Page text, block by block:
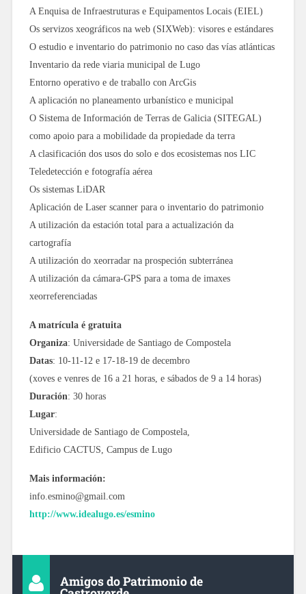
A Enquisa de Infraestruturas e Equipamentos Locais (EIEL)
Os servizos xeográficos na web (SIXWeb): visores e estándares
O estudio e inventario do patrimonio no caso das vías atlánticas
Inventario da rede viaria municipal de Lugo
Entorno operativo e de traballo con ArcGis
A aplicación no planeamento urbanístico e municipal
O Sistema de Información de Terras de Galicia (SITEGAL)
como apoio para a mobilidade da propiedade da terra
A clasificación dos usos do solo e dos ecosistemas nos LIC
Teledetección e fotografía aérea
Os sistemas LiDAR
Aplicación de Laser scanner para o inventario do patrimonio
A utilización da estación total para a actualización da
cartografía
A utilización do xeorradar na prospeción subterránea
A utilización da cámara-GPS para a toma de imaxes
xeorreferenciadas
A matrícula é gratuita
Organiza: Universidade de Santiago de Compostela
Datas: 10-11-12 e 17-18-19 de decembro
(xoves e venres de 16 a 21 horas, e sábados de 9 a 14 horas)
Duración: 30 horas
Lugar:
Universidade de Santiago de Compostela,
Edificio CACTUS, Campus de Lugo
Mais información:
info.esmino@gmail.com
http://www.idealugo.es/esmino
Amigos do Patrimonio de